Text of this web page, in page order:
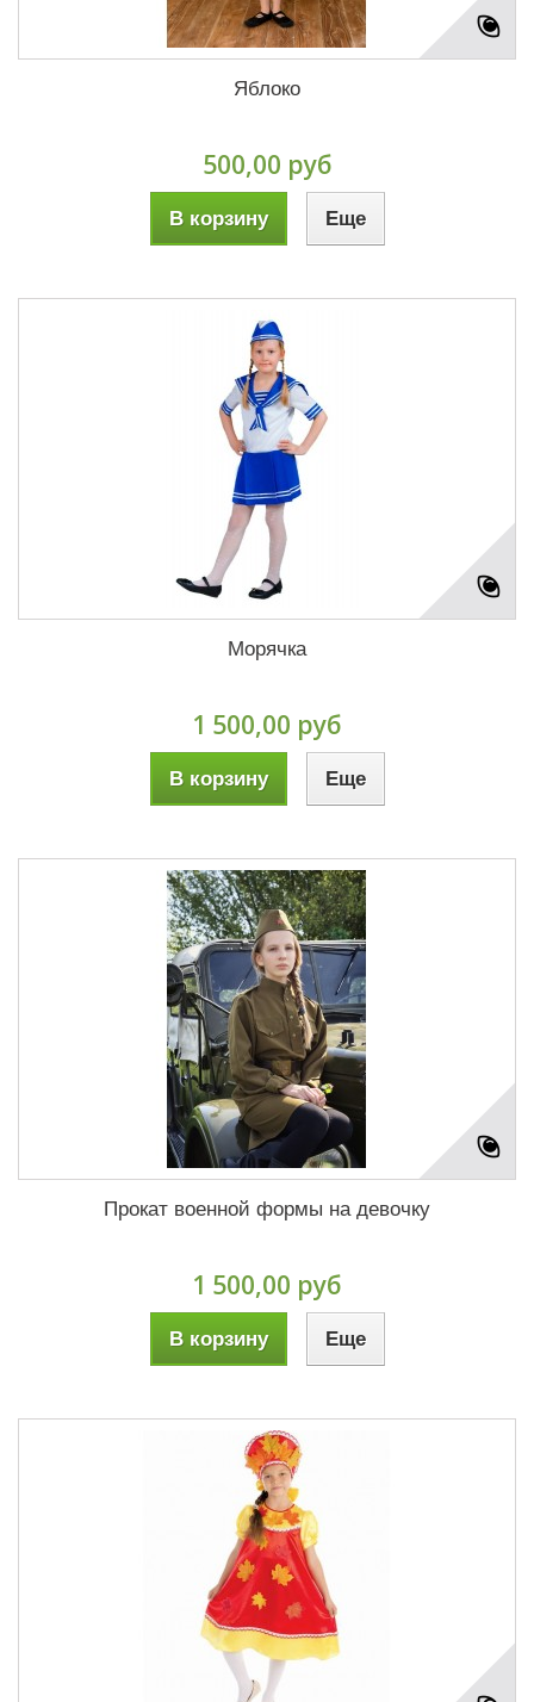
Яблоко
500,00 руб
В корзину Еще
Морячка
1 500,00 руб
В корзину Еще
Прокат военной формы на девочку
1 500,00 руб
В корзину Еще